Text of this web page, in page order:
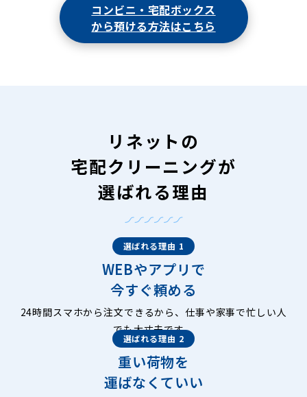
コンビニ・宅配ボックス
から預ける方法はこちら
リネットの
宅配クリーニングが
選ばれる理由
選ばれる理由 1
WEBやアプリで
今すぐ頼める
24時間スマホから注文できるから、仕事や家事で忙しい人
でも大丈夫です。
選ばれる理由 2
重い荷物を
運ばなくていい